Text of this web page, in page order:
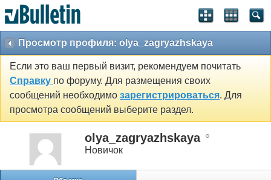
Просмотр профиля: olya_zagryazhskaya
Если это ваш первый визит, рекомендуем почитать
Справку по форуму. Для размещения своих
сообщений необходимо зарегистрироваться. Для
просмотра сообщений выберите раздел.
olya_zagryazhskaya
Новичок